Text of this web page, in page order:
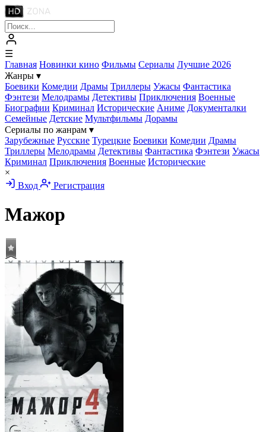
☰
Главная Новинки кино Фильмы Сериалы Лучшие 2026
Жанры ▾
Боевики Комедии Драмы Триллеры Ужасы Фантастика
Фэнтези Мелодрамы Детективы Приключения Военные
Биографии Криминал Исторические Аниме Документалки
Семейные Детские Мультфильмы Дорамы
Сериалы по жанрам ▾
Зарубежные Русские Турецкие Боевики Комедии Драмы
Триллеры Мелодрамы Детективы Фантастика Фэнтези Ужасы
Криминал Приключения Военные Исторические
×
Вход
Регистрация
Мажор